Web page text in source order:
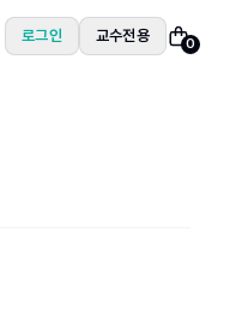
로그인 교수전용 0